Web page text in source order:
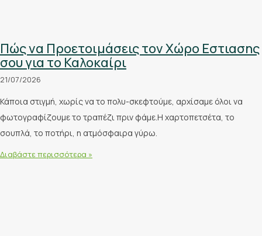
Πώς να Προετοιμάσεις τον Χώρο Εστιασης
σου για το Καλοκαίρι
21/07/2026
Κάποια στιγμή, χωρίς να το πολυ-σκεφτούμε, αρχίσαμε όλοι να
φωτογραφίζουμε το τραπέζι πριν φάμε.Η χαρτοπετσέτα, το
σουπλά, το ποτήρι, η ατμόσφαιρα γύρω.
Διαβάστε περισσότερα »